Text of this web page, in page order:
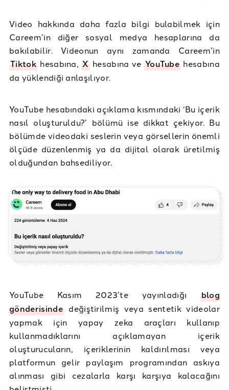
Video hakkında daha fazla bilgi bulabilmek için
Careem’in diğer sosyal medya hesaplarına da
bakılabilir. Videonun aynı zamanda Careem’in
Tiktokhesabına,Xhesabına ve YouTube hesabına
da yüklendiği anlaşılıyor.
YouTube hesabındaki açıklama kısmındaki ‘Bu içerik
nasıl oluşturuldu?’ bölümü ise dikkat çekiyor. Bu
bölümde videodaki seslerin veya görsellerin önemli
ölçüde düzenlenmiş ya da dijital olarak üretilmiş
olduğundan bahsediliyor.
YouTube Kasım 2023’te yayınladığı blog
gönderisindedeğiştirilmiş veya sentetik videolar
yapmak için yapay zeka araçları kullanıp
kullanmadıklarını açıklamayan içerik
oluşturucuların, içeriklerinin kaldırılması veya
platformun gelir paylaşım programından askıya
alınması gibi cezalarla karşı karşıya kalacağını